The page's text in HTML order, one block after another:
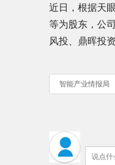
近日，根据天
等为股东，公
风投、鼎晖投
智能产业情报局